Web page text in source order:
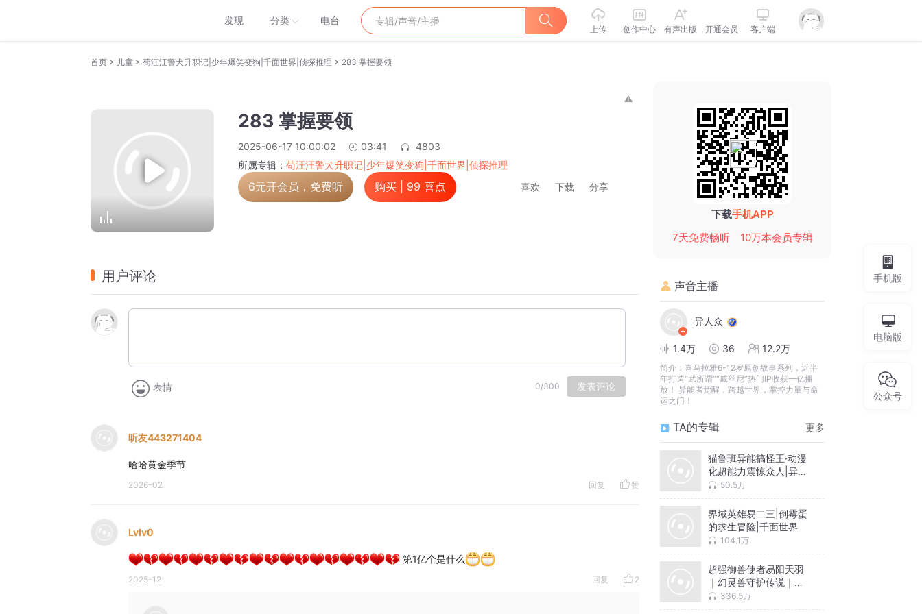
发现 分类 电台
上传 创作中心 有声出版 开通会员 客户端
首页 > 儿童 > 苟汪汪警犬升职记|少年爆笑变狗|千面世界|侦探推理 > 283 掌握要领
283 掌握要领
2025-06-17 10:00:02 03:41
4803
所属专辑： 苟汪汪警犬升职记|少年爆笑变狗|千面世界|侦探推理
6元开会员，免费听 购买 | 99 喜点 喜欢 下载 分享
用户评论
表情 0/300 发表评论
听友443271404
哈哈黄金季节
2026-02 回复 赞
Lvlv0
第1亿个是什么
2025-12 回复 2
下载手机APP
7天免费畅听
10万本会员专辑
声音主播
异人众
1.4万 36 12.2万
简介： 喜马拉雅6-12岁原创故事系列，近半
年打造“武所谓”“戚丝尼”热门IP收获一亿播
放！ 异能者觉醒，跨越世界，掌控力量与命
运之门！
TA的专辑 更多
猫鲁班异能搞怪王·动漫
化超能力震惊众人|异人
众 50.5万
界域英雄易二三|倒霉蛋
的求生冒险|千面世界
104.1万
超强御兽使者易阳天羽
｜幻灵兽守护传说｜契
约之路336.5万
手机版
电脑版
公众号